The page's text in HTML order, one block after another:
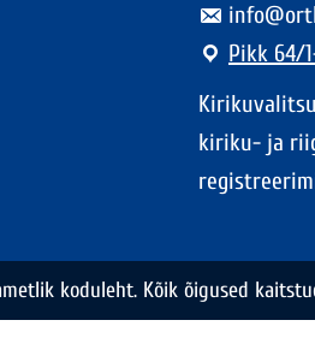
Pikk 64/
kiriku- ja
koduleht. Kõik õigused